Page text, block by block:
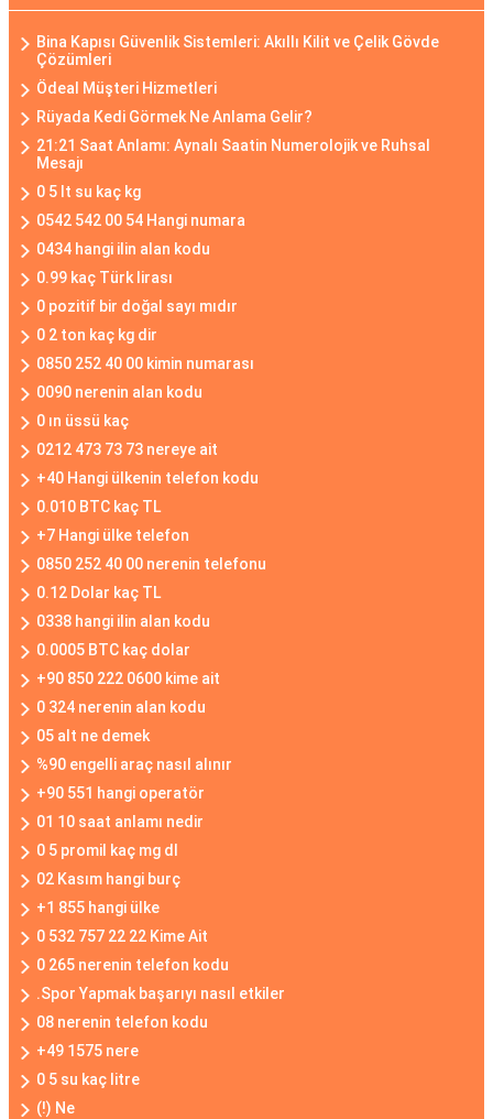
Bina Kapısı Güvenlik Sistemleri: Akıllı Kilit ve Çelik Gövde
Çözümleri
Ödeal Müşteri Hizmetleri
Rüyada Kedi Görmek Ne Anlama Gelir?
21:21 Saat Anlamı: Aynalı Saatin Numerolojik ve Ruhsal
Mesajı
0 5 lt su kaç kg
0542 542 00 54 Hangi numara
0434 hangi ilin alan kodu
0.99 kaç Türk lirası
0 pozitif bir doğal sayı mıdır
0 2 ton kaç kg dir
0850 252 40 00 kimin numarası
0090 nerenin alan kodu
0 ın üssü kaç
0212 473 73 73 nereye ait
+40 Hangi ülkenin telefon kodu
0.010 BTC kaç TL
+7 Hangi ülke telefon
0850 252 40 00 nerenin telefonu
0.12 Dolar kaç TL
0338 hangi ilin alan kodu
0.0005 BTC kaç dolar
+90 850 222 0600 kime ait
0 324 nerenin alan kodu
05 alt ne demek
%90 engelli araç nasıl alınır
+90 551 hangi operatör
01 10 saat anlamı nedir
0 5 promil kaç mg dl
02 Kasım hangi burç
+1 855 hangi ülke
0 532 757 22 22 Kime Ait
0 265 nerenin telefon kodu
.Spor Yapmak başarıyı nasıl etkiler
08 nerenin telefon kodu
+49 1575 nere
0 5 su kaç litre
(!) Ne